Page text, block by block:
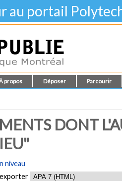
au portail
propos Déposer Parcourir
DONT
niveau